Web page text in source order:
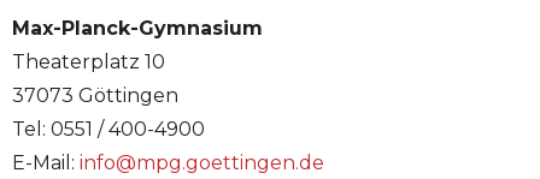
Max-Planck-Gymnasium
Theaterplatz 10
37073 Göttingen
Tel: 0551 / 400-4900
E-Mail: info@mpg.goettingen.de